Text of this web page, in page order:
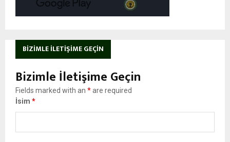
BIZIMLE İLETIŞIME GEÇIN
Bizimle İletişime Geçin
Fields marked with an *are required
İsim *